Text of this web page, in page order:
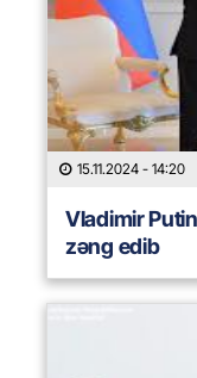
15.11.2024 - 14:20
Vladimir
zəng edib